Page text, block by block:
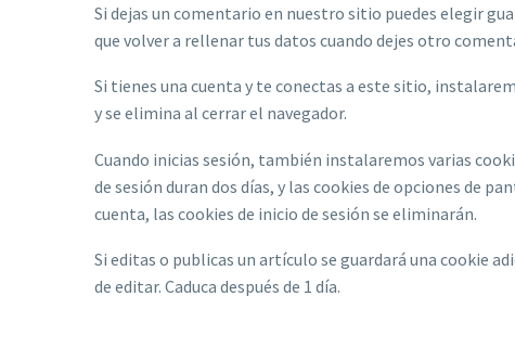
Si dejas un comentario en nuestro sitio puedes elegir
que volver a rellenar tus datos cuando dejes otro
Si tienes una cuenta y te conectas a este sitio,
y se elimina al cerrar el navegador.
Cuando inicias sesión, también instalaremos varias
de sesión duran dos días, y las cookies de opciones de
cuenta, las cookies de inicio de sesión se eliminarán.
Si editas o publicas un artículo se guardará una cookie
de editar. Caduca después de 1 día.